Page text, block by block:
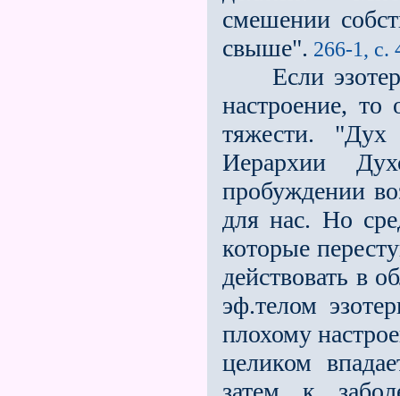
смешении
свыше". 266-1, с.
Если
настроение, то
тяжести. "Дух
Иерархии
пробуждении
для нас. Но
которые
действовать в
эф.телом
плохому
целиком